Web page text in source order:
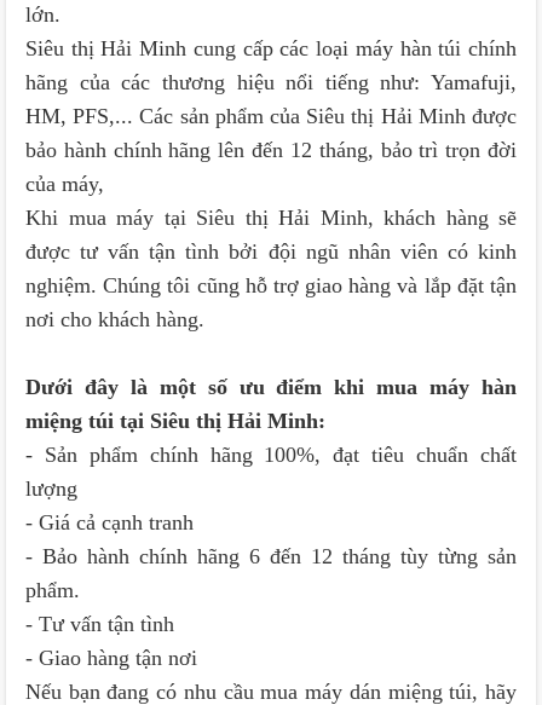
lớn.
Siêu thị Hải Minh cung cấp các loại máy hàn túi chính
hãng của các thương hiệu nổi tiếng như: Yamafuji,
HM, PFS,... Các sản phẩm của Siêu thị Hải Minh được
bảo hành chính hãng lên đến 12 tháng, bảo trì trọn đời
của máy,
Khi mua máy tại Siêu thị Hải Minh, khách hàng sẽ
được tư vấn tận tình bởi đội ngũ nhân viên có kinh
nghiệm. Chúng tôi cũng hỗ trợ giao hàng và lắp đặt tận
nơi cho khách hàng.
Dưới đây là một số ưu điểm khi mua máy hàn
miệng túi tại Siêu thị Hải Minh:
- Sản phẩm chính hãng 100%, đạt tiêu chuẩn chất
lượng
- Giá cả cạnh tranh
- Bảo hành chính hãng 6 đến 12 tháng tùy từng sản
phẩm.
- Tư vấn tận tình
- Giao hàng tận nơi
Nếu bạn đang có nhu cầu mua máy dán miệng túi, hãy